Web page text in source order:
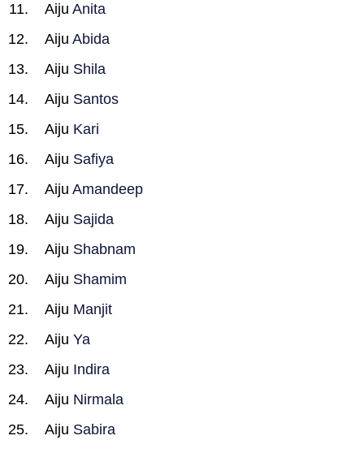
Aiju Anita
Aiju Abida
Aiju Shila
Aiju Santos
Aiju Kari
Aiju Safiya
Aiju Amandeep
Aiju Sajida
Aiju Shabnam
Aiju Shamim
Aiju Manjit
Aiju Ya
Aiju Indira
Aiju Nirmala
Aiju Sabira